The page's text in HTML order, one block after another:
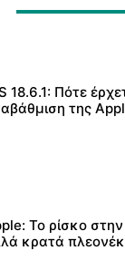
18.6.1: Πότε
της
Το ρίσκο
κρατά